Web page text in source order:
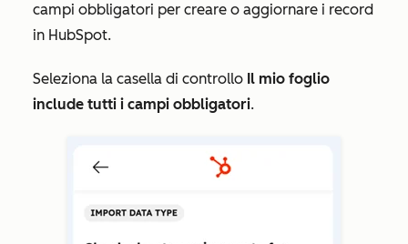
campi obbligatori per creare o aggiornare i record
in HubSpot.
Seleziona la casella di controllo Il mio foglio
include tutti i campi obbligatori.